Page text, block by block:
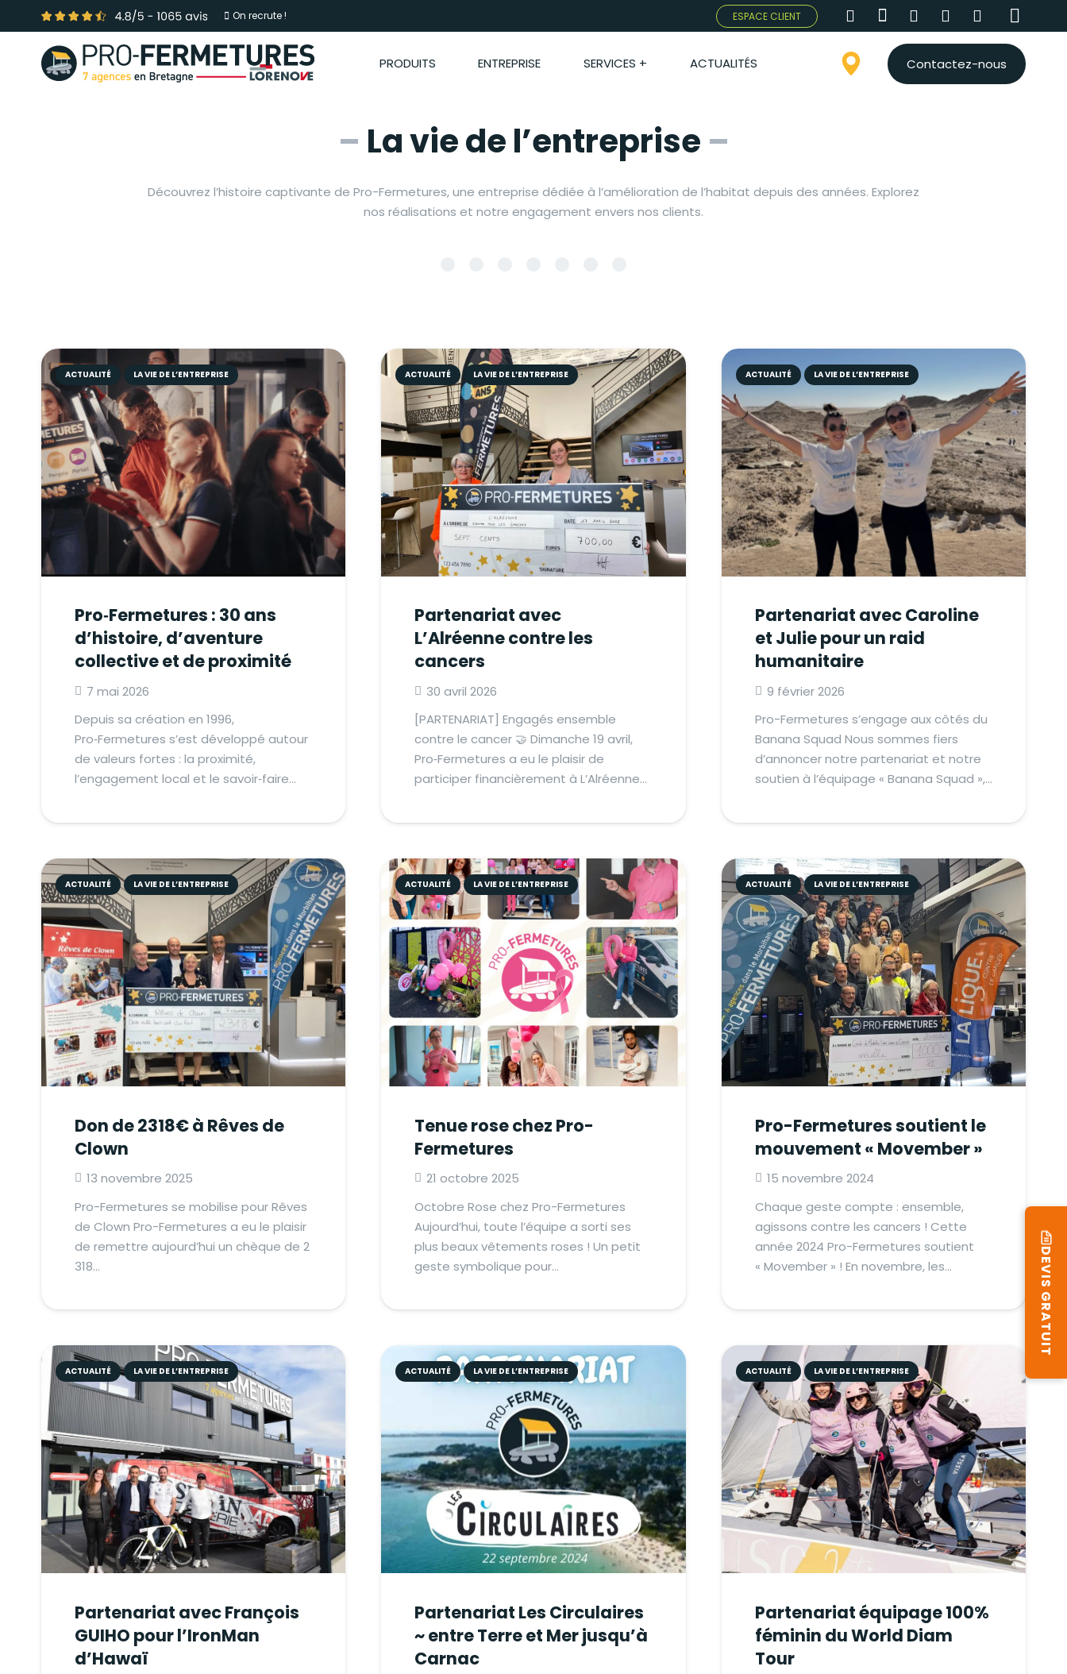
On recrute ! ESPACE CLIENT
PRODUITS ENTREPRISE SERVICES + ACTUALITÉS Contactez-nous
– La vie de l’entreprise –
Découvrez l’histoire captivante de Pro-Fermetures, une entreprise dédiée à l’amélioration de l’habitat depuis des années. Explorez
nos réalisations et notre engagement envers nos clients.
ACTUALITÉ LA VIE DE L’ENTREPRISE
Pro‑Fermetures : 30 ans
d’histoire, d’aventure
collective et de proximité
7 mai 2026
Depuis sa création en 1996,
Pro‑Fermetures s’est développé autour
de valeurs fortes : la proximité,
l’engagement local et le savoir‑faire…
ACTUALITÉ LA VIE DE L’ENTREPRISE
Partenariat avec
L’Alréenne contre les
cancers
30 avril 2026
[PARTENARIAT] Engagés ensemble
contre le cancer 🤝 Dimanche 19 avril,
Pro‑Fermetures a eu le plaisir de
participer financièrement à L’Alréenne…
ACTUALITÉ LA VIE DE L’ENTREPRISE
Partenariat avec Caroline
et Julie pour un raid
humanitaire
9 février 2026
Pro-Fermetures s’engage aux côtés du
Banana Squad Nous sommes fiers
d’annoncer notre partenariat et notre
soutien à l’équipage « Banana Squad »,…
ACTUALITÉ LA VIE DE L’ENTREPRISE
Don de 2318€ à Rêves de
Clown
13 novembre 2025
Pro-Fermetures se mobilise pour Rêves
de Clown Pro-Fermetures a eu le plaisir
de remettre aujourd’hui un chèque de 2
318…
ACTUALITÉ LA VIE DE L’ENTREPRISE
Tenue rose chez Pro-
Fermetures
21 octobre 2025
Octobre Rose chez Pro-Fermetures
Aujourd’hui, toute l’équipe a sorti ses
plus beaux vêtements roses ! Un petit
geste symbolique pour…
ACTUALITÉ LA VIE DE L’ENTREPRISE
Pro-Fermetures soutient le
mouvement « Movember »
15 novembre 2024
Chaque geste compte : ensemble,
agissons contre les cancers ! Cette
année 2024 Pro-Fermetures soutient
« Movember » ! En novembre, les…
ACTUALITÉ LA VIE DE L’ENTREPRISE
Partenariat avec François
GUIHO pour l’IronMan
d’Hawaï
ACTUALITÉ LA VIE DE L’ENTREPRISE
Partenariat Les Circulaires
~ entre Terre et Mer jusqu’à
Carnac
ACTUALITÉ LA VIE DE L’ENTREPRISE
Partenariat équipage 100%
féminin du World Diam
Tour
DEVIS GRATUIT